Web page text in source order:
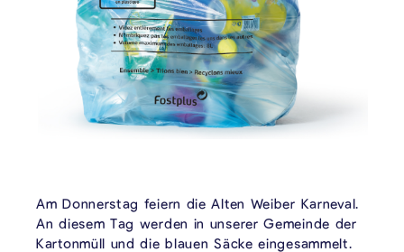
Am Donnerstag feiern die Alten Weiber Karneval.
An diesem Tag werden in unserer Gemeinde der
Kartonmüll und die blauen Säcke eingesammelt.